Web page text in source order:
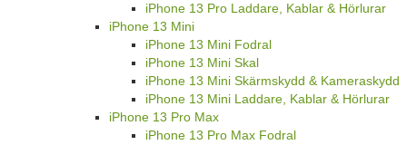
iPhone 13 Pro Laddare, Kablar & Hörlurar
iPhone 13 Mini
iPhone 13 Mini Fodral
iPhone 13 Mini Skal
iPhone 13 Mini Skärmskydd & Kameraskydd
iPhone 13 Mini Laddare, Kablar & Hörlurar
iPhone 13 Pro Max
iPhone 13 Pro Max Fodral